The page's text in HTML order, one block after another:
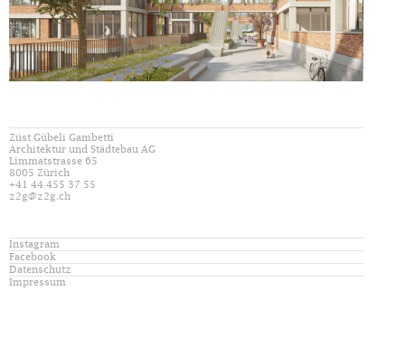
Züst Gübeli Gambetti
Architektur und Städtebau AG
Limmatstrasse 65
8005 Zürich
+41 44 455 37 55
z2g@z2g.ch
Instagram
Facebook
Datenschutz
Impressum